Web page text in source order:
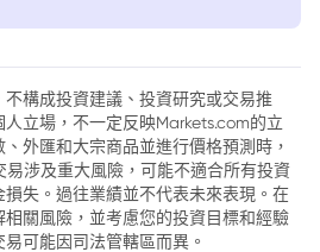
構成投資建議、投資研究或交易推
立場，不一定反映Markets.com的立
外匯和大宗商品並進行價格預測時，
易涉及重大風險，可能不適合所有投資
失。過往業績並不代表未來表現。在
關風險，並考慮您的投資目標和經驗
可能因司法管轄區而異。